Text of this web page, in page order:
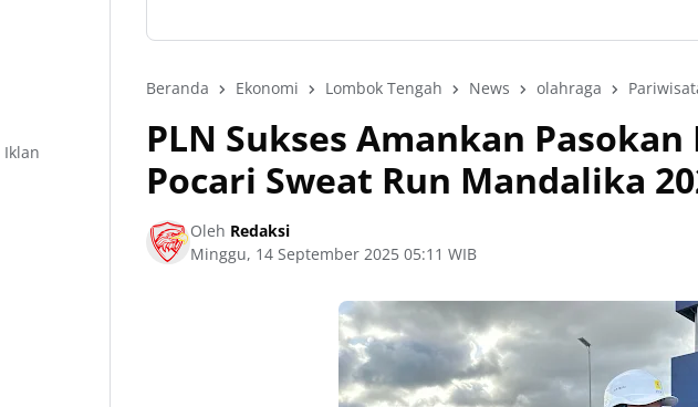
Beranda Ekonomi Lombok Tengah News olahraga
PLN Sukses Amankan
Pocari Sweat Run Mandalika
Oleh Redaksi
Minggu, 14 September 2025 05:11 WIB
Iklan